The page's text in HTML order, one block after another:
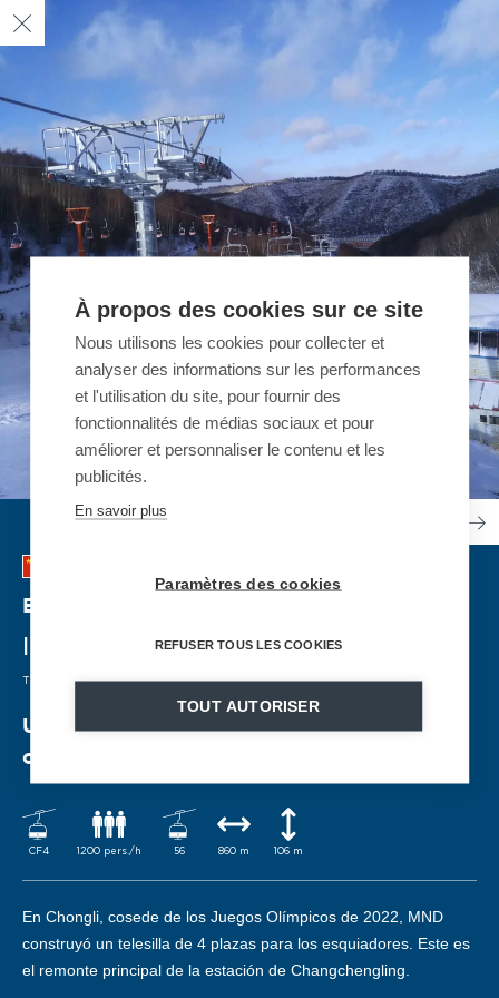
Estación de esquí Chongli Changchengling
TELESILLA FIJO | 2018
Un telesilla hecho en Francia en la zona
olímpica de Chongli
CF4 1200 pers./h 56 860 m 106 m
En Chongli, cosede de los Juegos Olímpicos de 2022, MND
construyó un telesilla de 4 plazas para los esquiadores. Este es
el remonte principal de la estación de Changchengling.
À propos des cookies sur ce site
Nous utilisons les cookies pour collecter et
analyser des informations sur les performances
et l'utilisation du site, pour fournir des
fonctionnalités de médias sociaux et pour
améliorer et personnaliser le contenu et les
publicités.
En savoir plus
Paramètres des cookies
REFUSER TOUS LES COOKIES
TOUT AUTORISER